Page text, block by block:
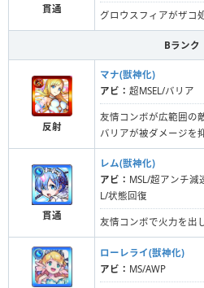
貫通
グロウスフィアがザコ
Bランク
反射
マナ(獣神化)
アビ： 超MSEL/バリア
友情コンボが広範囲の
バリアが被ダメージを
貫通
レム(獣神化)
アビ： MSL/超アンチ減
L/状態回復
友情コンボで火力を出
ローレライ(獣神化)
アビ： MS/AWP